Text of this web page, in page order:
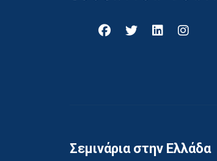
Σεμινάρια στην Ελλάδα